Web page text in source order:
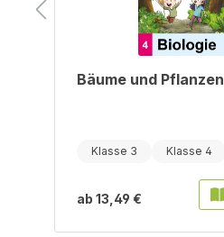
Bäume und Pflanzen
Klasse 3 Klasse 4
ab 13,49 €